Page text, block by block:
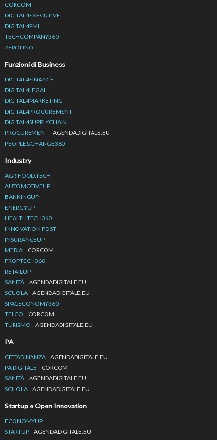
CORCOM
DIGITAL4EXECUTIVE
DIGITAL4PMI
TECHCOMPANY360
ZEROUNO
Funzioni di Business
DIGITAL4FINANCE
DIGITAL4LEGAL
DIGITAL4MARKETING
DIGITAL4PROCUREMENT
DIGITAL4SUPPLYCHAIN
PROCUREMENT
AGENDADIGITALE.EU
PEOPLE&CHANGE360
Industry
AGRIFOOD.TECH
AUTOMOTIVEUP
BANKINGUP
ENERGYUP
HEALTHTECH360
INNOVATION POST
INSURANCEUP
MEDIA
CORCOM
PROPTECH360
RETAILUP
SANITÀ
AGENDADIGITALE.EU
SCUOLA
AGENDADIGITALE.EU
SPACECONOMY360
TELCO
CORCOM
TURISMO
AGENDADIGITALE.EU
PA
CITTADINANZA
AGENDADIGITALE.EU
PA DIGITALE
CORCOM
SANITÀ
AGENDADIGITALE.EU
SCUOLA
AGENDADIGITALE.EU
Startup e Open Innovation
ECONOMYUP
STARTUP
AGENDADIGITALE.EU